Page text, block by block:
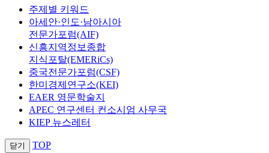
주제별 키워드
아세안·인도·남아시아
전문가포럼(AIF)
신흥지역정보종합
지식포탈(EMERiCs)
중국전문가포럼(CSF)
한미경제연구소(KEI)
EAER 영문학술지
APEC 연구센터 컨소시엄 사무국
KIEP 뉴스레터
닫기 TOP